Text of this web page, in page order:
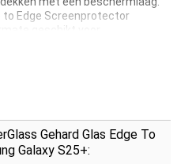
to Edge Screenprotector
geschikt voor.
het display van je Samsung
ook duurder dan een plastic-
Gehard Glas Edge To
Galaxy S25+: